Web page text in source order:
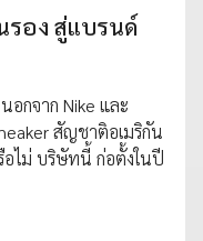
รอง สู่แบรนด์
อกจาก Nike และ
สัญชาติอเมริกัน
อไม่ บริษัทนี้ ก่อตั้งในปี